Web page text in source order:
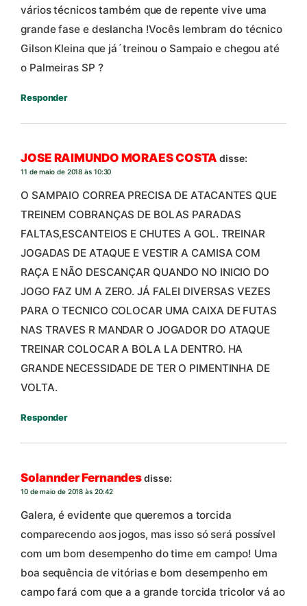
vários técnicos também que de repente vive uma
grande fase e deslancha !Vocês lembram do técnico
Gilson Kleina que já´treinou o Sampaio e chegou até
o Palmeiras SP ?
Responder
JOSE RAIMUNDO MORAES COSTA disse:
11 de maio de 2018 às 10:30
O SAMPAIO CORREA PRECISA DE ATACANTES QUE
TREINEM COBRANÇAS DE BOLAS PARADAS
FALTAS,ESCANTEIOS E CHUTES A GOL. TREINAR
JOGADAS DE ATAQUE E VESTIR A CAMISA COM
RAÇA E NÃO DESCANÇAR QUANDO NO INICIO DO
JOGO FAZ UM A ZERO. JÁ FALEI DIVERSAS VEZES
PARA O TECNICO COLOCAR UMA CAIXA DE FUTAS
NAS TRAVES R MANDAR O JOGADOR DO ATAQUE
TREINAR COLOCAR A BOLA LA DENTRO. HA
GRANDE NECESSIDADE DE TER O PIMENTINHA DE
VOLTA.
Responder
Solannder Fernandesdisse:
10 de maio de 2018 às 20:42
Galera, é evidente que queremos a torcida
comparecendo aos jogos, mas isso só será possível
com um bom desempenho do time em campo! Uma
boa sequência de vitórias e bom desempenho em
campo fará com que a a grande torcida tricolor vá ao